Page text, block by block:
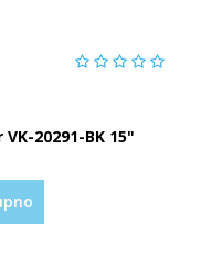
20291-BK 15"